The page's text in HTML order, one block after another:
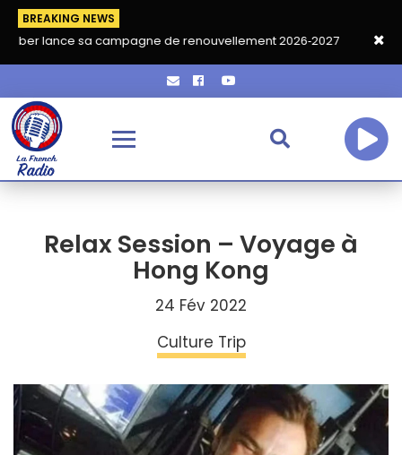
BREAKING NEWS
sa campagne de renouvellement 2026‑2027 Grand café de
Relax Session – Voyage à
Hong Kong
24 Fév 2022
Culture Trip